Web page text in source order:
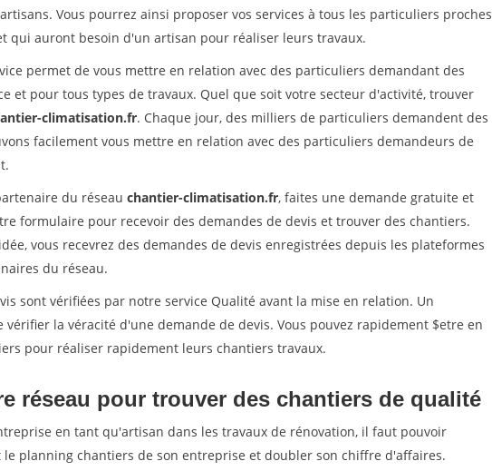
Vous pourrez ainsi proposer vos services à tous les particuliers proches
qui auront besoin d'un artisan pour réaliser leurs travaux.
permet de vous mettre en relation avec des particuliers demandant des
et pour tous types de travaux. Quel que soit votre secteur d'activité, trouver
climatisation.fr. Chaque jour, des milliers de particuliers demandent des
facilement vous mettre en relation avec des particuliers demandeurs de
du réseau chantier-climatisation.fr, faites une demande gratuite et
formulaire pour recevoir des demandes de devis et trouver des chantiers.
vous recevrez des demandes de devis enregistrées depuis les plateformes
du réseau.
sont vérifiées par notre service Qualité avant la mise en relation. Un
vérifier la véracité d'une demande de devis. Vous pouvez rapidement $etre en
pour réaliser rapidement leurs chantiers travaux.
réseau pour trouver des chantiers de qualité
en tant qu'artisan dans les travaux de rénovation, il faut pouvoir
planning chantiers de son entreprise et doubler son chiffre d'affaires.